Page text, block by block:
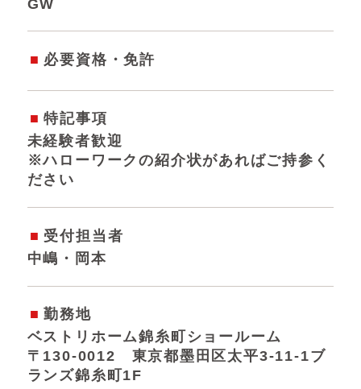
GW
必要資格・免許
特記事項
未経験者歓迎
※ハローワークの紹介状があればご持参く
ださい
受付担当者
中嶋・岡本
勤務地
ベストリホーム錦糸町ショールーム
〒130-0012 東京都墨田区太平3-11-1ブ
ランズ錦糸町1F